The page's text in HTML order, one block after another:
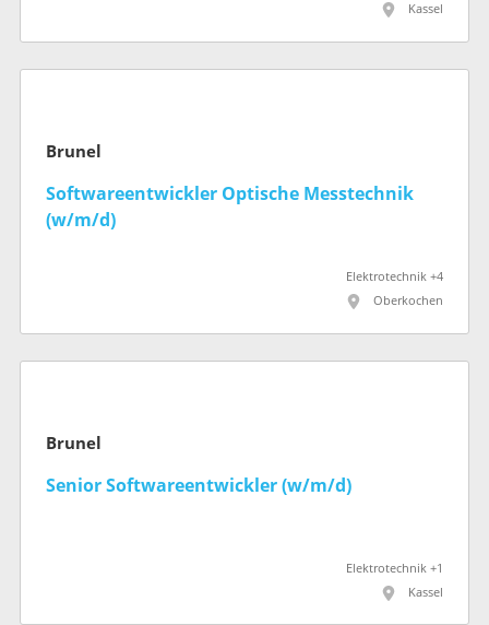
Kassel
Brunel
Softwareentwickler Optische Messtechnik
(w/m/d)
Elektrotechnik +4
Oberkochen
Brunel
Senior Softwareentwickler (w/m/d)
Elektrotechnik +1
Kassel